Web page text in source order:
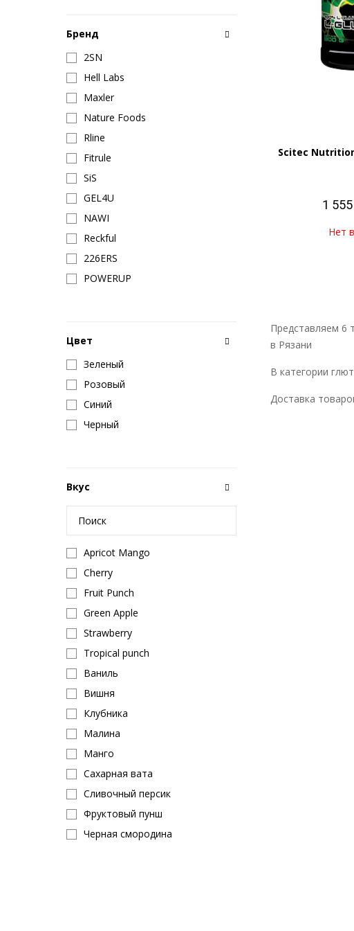
Бренд
2SN
Hell Labs
Maxler
Nature Foods
Rline
Fitrule
SiS
GEL4U
NAWI
Reckful
226ERS
POWERUP
Цвет
Зеленый
Розовый
Синий
Черный
Вкус
Apricot Mango
Cherry
Fruit Punch
Green Apple
Strawberry
Tropical punch
Ваниль
Вишня
Клубника
Малина
Манго
Сахарная вата
Сливочный персик
Фруктовый пунш
Черная смородина
Scitec
1
Нет
Представляем 6
в Рязани
В категории
Доставка